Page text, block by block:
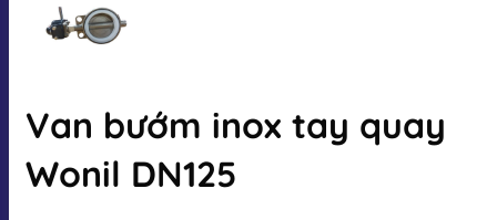
Van bướm inox tay quay
Wonil DN125